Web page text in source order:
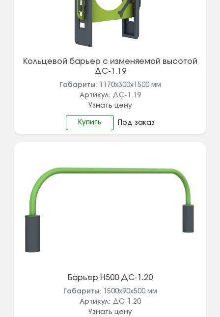
Кольцевой барьер с изменяемой высотой
ДС-1.19
Габариты: 1170х300х1500 мм
Артикул: ДС-1.19
Узнать цену
Купить Под заказ
Барьер Н500 ДС-1.20
Габариты: 1500х90х500 мм
Артикул: ДС-1.20
Узнать цену